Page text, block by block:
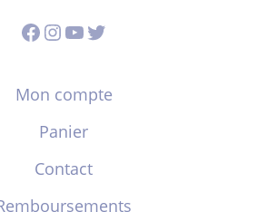
Facebook
Instagram
YouTube
Twitter
Mon compte
Panier
Contact